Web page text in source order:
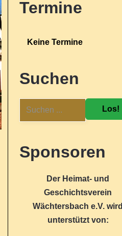
Termine
Keine Termine
Suchen
Los!
Sponsoren
Der Heimat- und
Geschichtsverein
Wächtersbach e.V. wird
unterstützt von: